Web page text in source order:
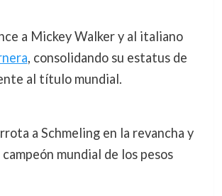
a Mickey Walker y al italiano
, consolidando su estatus de
al título mundial.
a Schmeling en la revancha y
mundial de los pesos